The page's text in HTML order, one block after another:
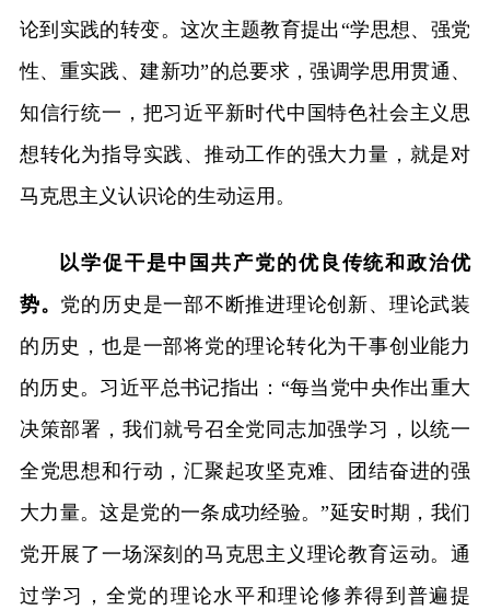
论到实践的转变。这次主题教育提出“学思想、强党
性、重实践、建新功”的总要求，强调学思用贯通、
知信行统一，把习近平新时代中国特色社会主义思
想转化为指导实践、推动工作的强大力量，就是对
马克思主义认识论的生动运用。
以学促干是中国共产党的优良传统和政治优
势。 党的历史是一部不断推进理论创新、理论武装
的历史，也是一部将党的理论转化为干事创业能力
的历史。习近平总书记指出：“每当党中央作出重大
决策部署，我们就号召全党同志加强学习，以统一
全党思想和行动，汇聚起攻坚克难、团结奋进的强
大力量。这是党的一条成功经验。”延安时期，我们
党开展了一场深刻的马克思主义理论教育运动。通
过学习，全党的理论水平和理论修养得到普遍提